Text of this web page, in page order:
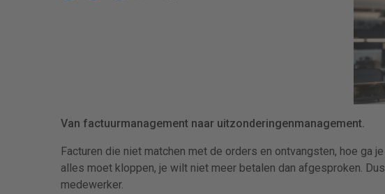
Van factuurmanagement naar uitzonderingenmanagement.
Facturen die niet matchen met de orders en ontvangsten, hoe ga
alles moet kloppen, je wilt niet meer betalen dan afgesproken.
medewerker.